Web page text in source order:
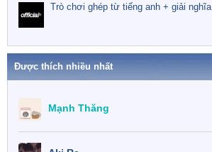
Trò chơi ghép từ tiếng anh + giải nghĩa
Được thích nhiều nhất
Mạnh Thăng